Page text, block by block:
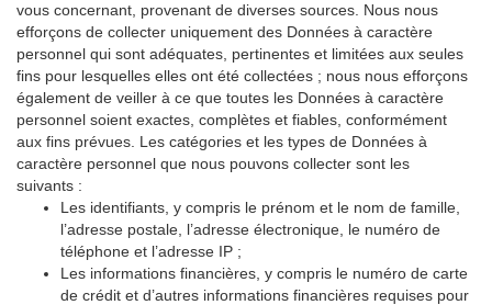
vous concernant, provenant de diverses sources. Nous nous
efforçons de collecter uniquement des Données à caractère
personnel qui sont adéquates, pertinentes et limitées aux seules
fins pour lesquelles elles ont été collectées ; nous nous efforçons
également de veiller à ce que toutes les Données à caractère
personnel soient exactes, complètes et fiables, conformément
aux fins prévues. Les catégories et les types de Données à
caractère personnel que nous pouvons collecter sont les
suivants :
Les identifiants, y compris le prénom et le nom de famille,
l’adresse postale, l’adresse électronique, le numéro de
téléphone et l’adresse IP ;
Les informations financières, y compris le numéro de carte
de crédit et d’autres informations financières requises pour